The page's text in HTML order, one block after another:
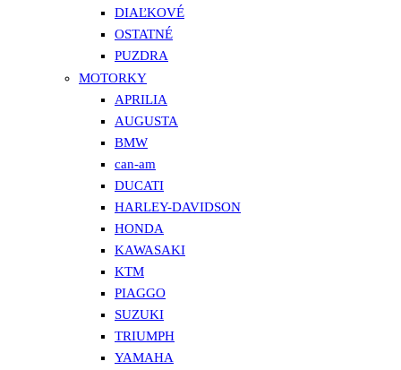
DIAĽKOVÉ
OSTATNÉ
PUZDRA
MOTORKY
APRILIA
AUGUSTA
BMW
can-am
DUCATI
HARLEY-DAVIDSON
HONDA
KAWASAKI
KTM
PIAGGO
SUZUKI
TRIUMPH
YAMAHA